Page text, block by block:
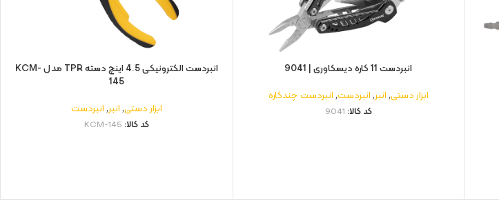
انبردست 11 کاره دیسکاوری | 9041
ابزار دستی,انبر,انبردست,انبردست چندکاره
کد کالا: 9041
انبردست الکترونیکی 4.5 اینچ دسته TPR مدل KCM-
145
ابزار دستی,انبر,انبردست
کد کالا: KCM-145